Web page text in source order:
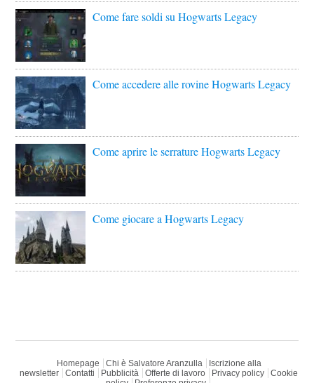
Come fare soldi su Hogwarts Legacy
Come accedere alle rovine Hogwarts Legacy
Come aprire le serrature Hogwarts Legacy
Come giocare a Hogwarts Legacy
Homepage Chi è Salvatore Aranzulla
Iscrizione alla
newsletter
Contatti Pubblicità Offerte di lavoro Privacy policy
Cookie